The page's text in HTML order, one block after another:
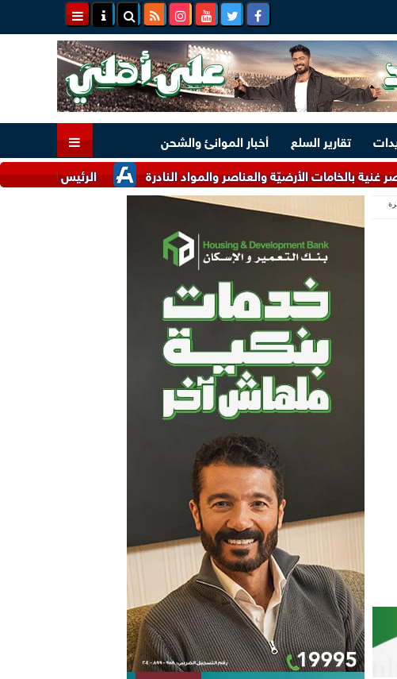
تقارير السلع
أخبار الموانئ والشحن
الرئيس السيسي وملك البحرين
الأرضيّة والعناصر والمواد النادرة